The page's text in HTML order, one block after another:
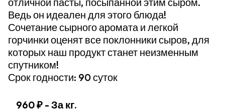
Ведь он идеален для этого блюда!
Сочетание сырного аромата и легкой
горчинки оценят все поклонники сыров, для
которых наш продукт станет неизменным
спутником!
Срок годности: 90 суток
960 ₽ - За кг.